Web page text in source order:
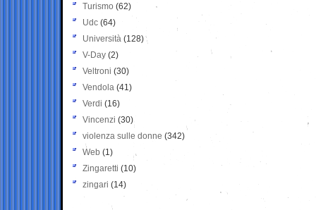
Turismo (62)
Udc (64)
Università (128)
V-Day (2)
Veltroni (30)
Vendola (41)
Verdi (16)
Vincenzi (30)
violenza sulle donne (342)
Web (1)
Zingaretti (10)
zingari (14)